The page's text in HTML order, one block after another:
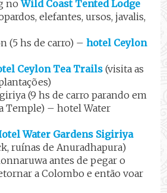
noWild Coast Tented Lodge
elefantes, ursos, javalis,
(5 hs de carro) –hotel Ceylon
Ceylon Tea Trails(visita as
(9 hs de carro parando em
Temple) – hotel Water
Water Gardens Sigiriya
ruínas de Anuradhapura)
antes de pegar o
a Colombo e então voar